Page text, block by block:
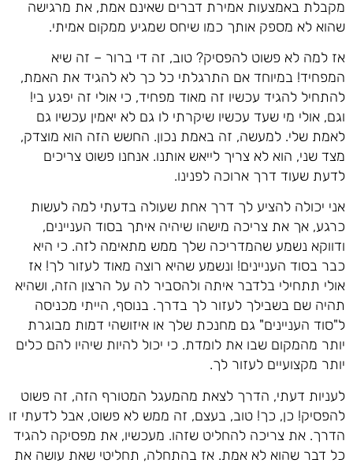
מקבלת באמצעות אמירת דברים שאינם אמת, את מרגישה
שהוא לא מספק אותך כמו שיחס שמגיע ממקום אמיתי.
אז למה לא פשוט להפסיק? טוב, זה די ברור – זה שיא
המפחיד! במיוחד אם התרגלתי כל כך לא להגיד את האמת,
להתחיל להגיד עכשיו זה מאוד מפחיד, כי אולי זה יפגע בי!
וגם, אולי מי שעד עכשיו שיקרתי לו גם לא יאמין עכשיו גם
לאמת שלי. למעשה, זה באמת נכון. החשש הזה הוא מוצדק,
מצד שני, הוא לא צריך לייאש אותנו. אנחנו פשוט צריכים
לדעת שעוד דרך ארוכה לפנינו.
אני יכולה להציע לך דרך אחת שעולה בדעתי למה לעשות
כרגע, אך את צריכה מישהו שיהיה איתך בסוד העניינים,
ודווקא נשמע שהמדריכה שלך ממש מתאימה לזה. כי היא
כבר בסוד העניינים! ונשמע שהיא רוצה מאוד לעזור לך! אז
אולי תתחילי בלדבר איתה ולהסביר לה על הרצון הזה, ושהיא
תהיה שם בשבילך לעזור לך בדרך. בנוסף, הייתי מכניסה
ל"סוד העניינים" גם מחנכת שלך או איזושהי דמות מבוגרת
יותר מהמקום שבו את לומדת. כי יכול להיות שיהיו להם כלים
יותר מקצועיים לעזור לך.
לעניות דעתי, הדרך לצאת מהמעגל המטורף הזה, זה פשוט
להפסיק! כן, כך! טוב, בעצם, זה ממש לא פשוט, אבל לדעתי זו
הדרך. את צריכה להחליט שזהו. מעכשיו, את מפסיקה להגיד
כל דבר שהוא לא אמת. אז בהתחלה, תחליטי שאת עושה את